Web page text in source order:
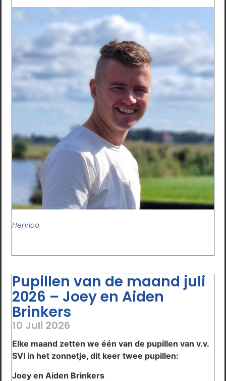
Henrico
Pupillen van de maand juli
2026 – Joey en Aiden
Brinkers
10 Juli 2026
Elke maand zetten we één van de pupillen van v.v.
SVI in het zonnetje, dit keer twee pupillen:
Joey en Aiden Brinkers